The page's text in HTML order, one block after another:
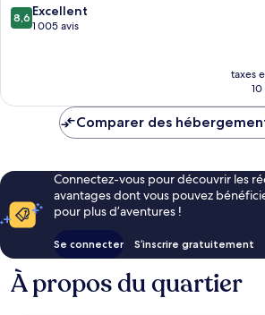
8.6
sur
8,6 Excellent
1 005 avis
taxes
Comparer des
Connectez-vous pour découvrir les
avantages dont vous pouvez
pour plus d’aventures !
Se connecter S’inscrire gratuitement
À propos du quartier